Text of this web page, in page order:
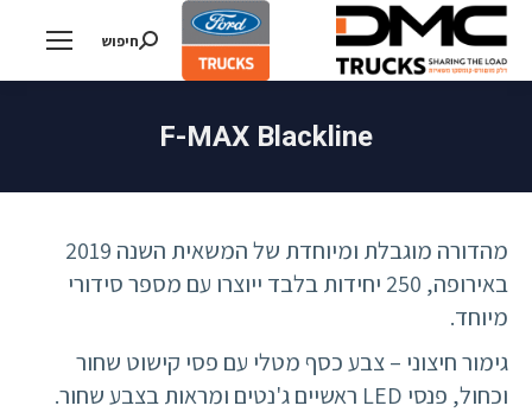
Search:
חיפוש
F-MAX Blackline
מהדורה מוגבלת ומיוחדת של המשאית השנה 2019
באירופה, 250 יחידות בלבד ייוצרו עם מספר סידורי
מיוחד.
גימור חיצוני – צבע כסף מטלי עם פסי קישוט שחור
וכחול, פנסי LED ראשיים ג'נטים ומראות בצבע שחור.